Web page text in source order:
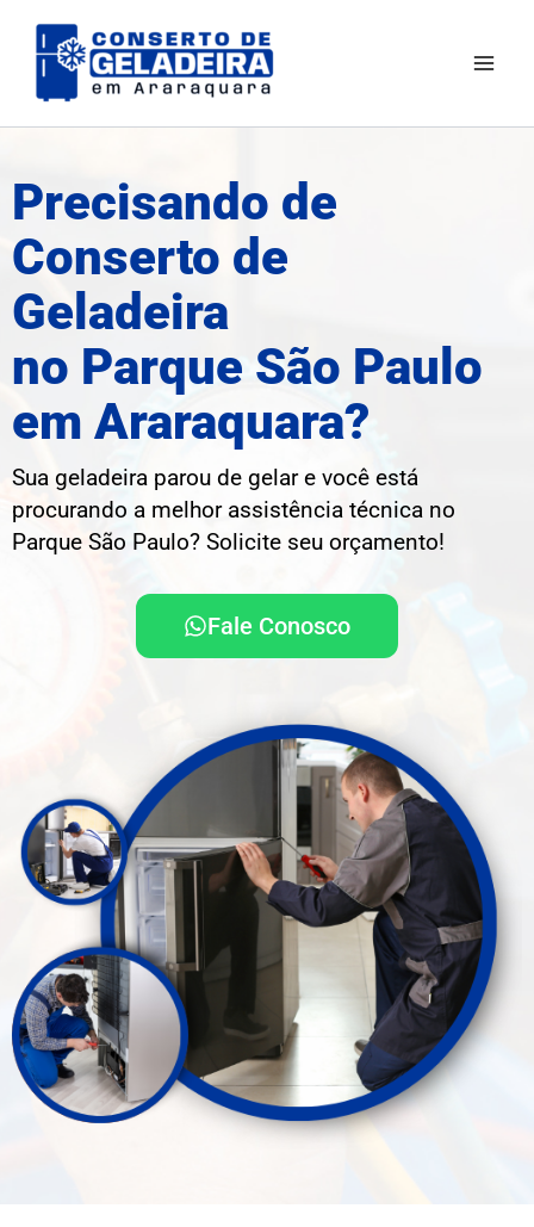
para
Precisando de
Conserto de
Geladeira
no Parque São Paulo
em Araraquara?
Sua geladeira parou de gelar e você está
procurando a melhor assistência técnica no
Parque São Paulo? Solicite seu orçamento!
Fale Conosco